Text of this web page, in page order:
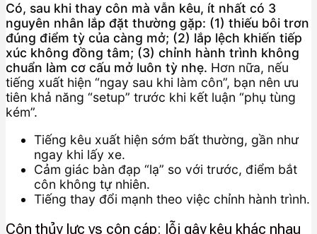
Có, sau khi thay côn mà vẫn kêu, ít nhất có 3
nguyên nhân lắp đặt thường gặp: (1) thiếu bôi trơn
đúng điểm tỳ của càng mở; (2) lắp lệch khiến tiếp
xúc không đồng tâm; (3) chỉnh hành trình không
chuẩn làm cơ cấu mở luôn tỳ nhẹ. Hơn nữa, nếu
tiếng xuất hiện “ngay sau khi làm côn”, bạn nên ưu
tiên khả năng “setup” trước khi kết luận “phụ tùng
kém”.
Tiếng kêu xuất hiện sớm bất thường, gần như
ngay khi lấy xe.
Cảm giác bàn đạp “lạ” so với trước, điểm bắt
côn không tự nhiên.
Tiếng thay đổi mạnh theo việc chỉnh hành trình.
Côn thủy lực vs côn cáp: lỗi gây kêu khác nhau